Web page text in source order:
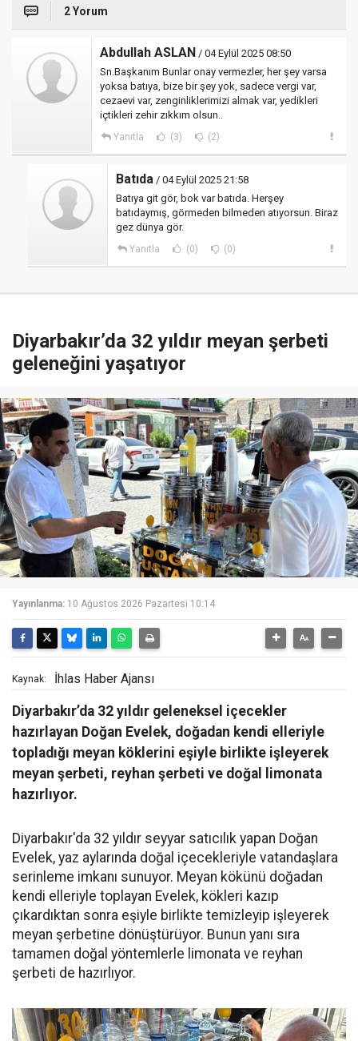
2 Yorum
Abdullah ASLAN / 04 Eylül 2025 08:50
Sn.Başkanım Bunlar onay vermezler, her şey varsa
yoksa batıya, bize bir şey yok, sadece vergi var,
cezaevi var, zenginliklerimizi almak var, yedikleri
içtikleri zehir zıkkım olsun..
Yanıtla (3) (2)
Batıda / 04 Eylül 2025 21:58
Batıya git gör, bok var batıda. Herşey
batıdaymış, görmeden bilmeden atıyorsun. Biraz
gez dünya gör.
Yanıtla (0) (0)
Diyarbakır’da 32 yıldır meyan şerbeti
geleneğini yaşatıyor
Yayınlanma: 10 Ağustos 2026 Pazartesi 10:14
Kaynak: İhlas Haber Ajansı
Diyarbakır’da 32 yıldır geleneksel içecekler
hazırlayan Doğan Evelek, doğadan kendi elleriyle
topladığı meyan köklerini eşiyle birlikte işleyerek
meyan şerbeti, reyhan şerbeti ve doğal limonata
hazırlıyor.
Diyarbakır'da 32 yıldır seyyar satıcılık yapan Doğan
Evelek, yaz aylarında doğal içecekleriyle vatandaşlara
serinleme imkanı sunuyor. Meyan kökünü doğadan
kendi elleriyle toplayan Evelek, kökleri kazıp
çıkardıktan sonra eşiyle birlikte temizleyip işleyerek
meyan şerbetine dönüştürüyor. Bunun yanı sıra
tamamen doğal yöntemlerle limonata ve reyhan
şerbeti de hazırlıyor.